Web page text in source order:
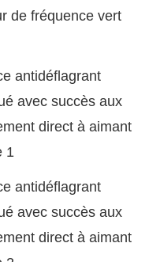
de fréquence vert